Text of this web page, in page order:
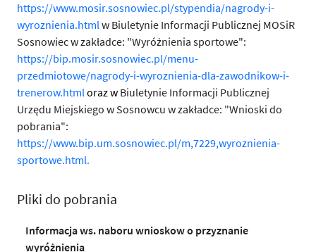
https://www.mosir.sosnowiec.pl/stypendia/nagrody-i-
wyroznienia.htmlw Biuletynie Informacji Publicznej MOSiR
Sosnowiec w zakładce: "Wyróżnienia sportowe":
https://bip.mosir.sosnowiec.pl/menu-
przedmiotowe/nagrody-i-wyroznienia-dla-zawodnikow-i-
trenerow.htmloraz w Biuletynie Informacji Publicznej
Urzędu Miejskiego w Sosnowcu w zakładce: "Wnioski do
pobrania":
https://www.bip.um.sosnowiec.pl/m,7229,wyroznienia-
sportowe.html.
Pliki do pobrania
Informacja ws. naboru wnioskow o przyznanie
wyróżnienia